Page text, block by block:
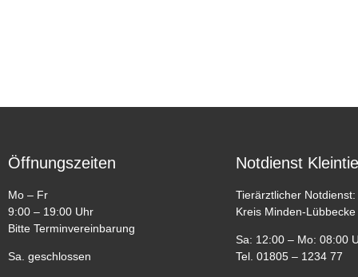
Öffnungszeiten
Mo – Fr
9:00 – 19:00 Uhr
Bitte Terminvereinbarung
Sa. geschlossen
Notdienst
Tierärztlicher Notdienst:
Kreis Minden-Lübbecke
Sa: 12:00 – Mo: 08:00
Tel. 01805 – 1234 77